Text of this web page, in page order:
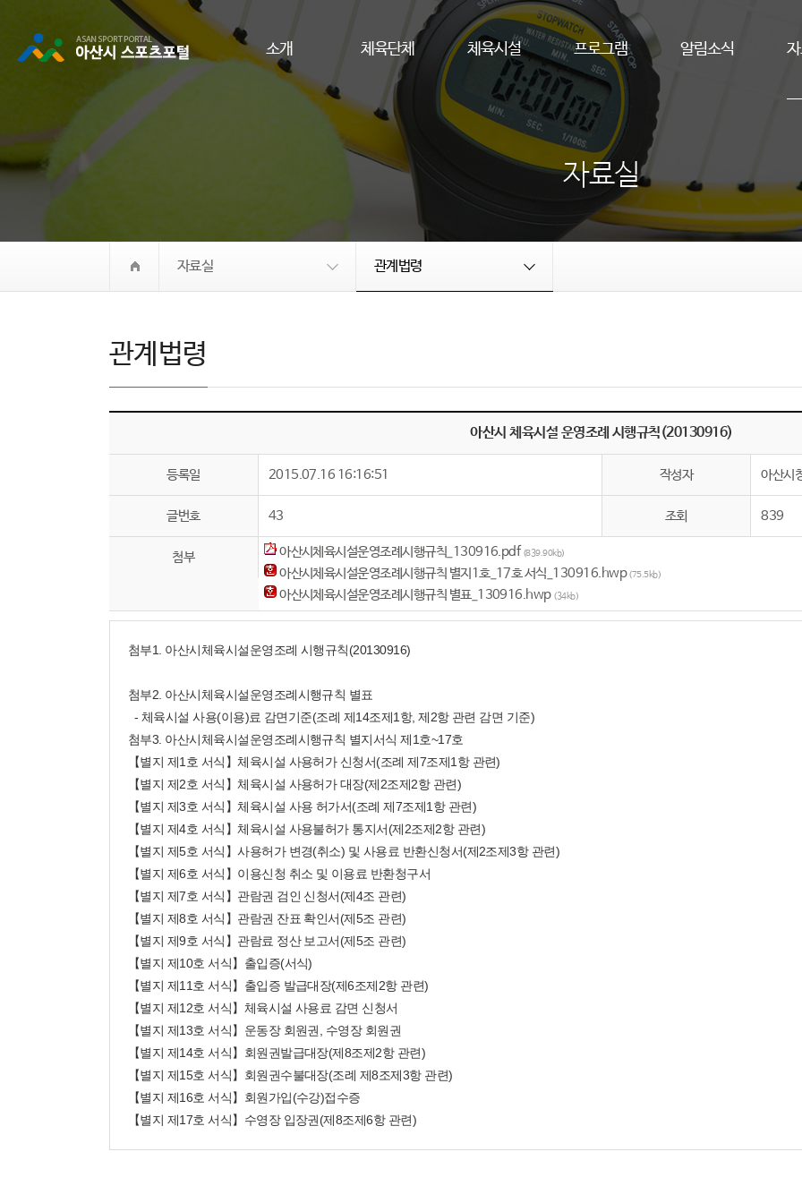
소개 체육단체 체육시설 프로그램 알림소식
자료실
자료실 관계법령
관계법령
아산시 체육시설 운영조례 시행규칙(20130916)
등록일 2015.07.16 16:16:51 작성자 아산
글번호 43 조회 839
첨부 아산시체육시설운영조례시행규칙_130916.pdf (839.90kb)
아산시체육시설운영조례시행규칙 별지1호_17호 서식_130916.hwp(75.5kb)
아산시체육시설운영조례시행규칙 별표_130916.hwp (34kb)
첨부1. 아산시체육시설운영조례 시행규칙(20130916)
첨부2. 아산시체육시설운영조례시행규칙 별표
- 체육시설 사용(이용)료 감면기준(조례 제14조제1항, 제2항 관련 감면 기준)
첨부3. 아산시체육시설운영조례시행규칙 별지서식 제1호~17호
【별지 제1호 서식】체육시설 사용허가 신청서(조례 제7조제1항 관련)
【별지 제2호 서식】체육시설 사용허가 대장(제2조제2항 관련)
【별지 제3호 서식】체육시설 사용 허가서(조례 제7조제1항 관련)
【별지 제4호 서식】체육시설 사용불허가 통지서(제2조제2항 관련)
【별지 제5호 서식】사용허가 변경(취소) 및 사용료 반환신청서(제2조제3항 관련)
【별지 제6호 서식】이용신청 취소 및 이용료 반환청구서
【별지 제7호 서식】관람권 검인 신청서(제4조 관련)
【별지 제8호 서식】관람권 잔표 확인서(제5조 관련)
【별지 제9호 서식】관람료 정산 보고서(제5조 관련)
【별지 제10호 서식】출입증(서식)
【별지 제11호 서식】출입증 발급대장(제6조제2항 관련)
【별지 제12호 서식】체육시설 사용료 감면 신청서
【별지 제13호 서식】운동장 회원권, 수영장 회원권
【별지 제14호 서식】회원권발급대장(제8조제2항 관련)
【별지 제15호 서식】회원권수불대장(조례 제8조제3항 관련)
【별지 제16호 서식】회원가입(수강)접수증
【별지 제17호 서식】수영장 입장권(제8조제6항 관련)